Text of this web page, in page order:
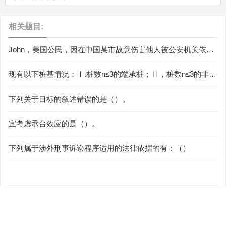
相关题目:
John，美国公民，因在中国某市故意伤害他人被公安机关依法
民法院，问在此过程中，正确的做法有：（）
现有以下桩基情况：Ⅰ.桩数n≤3的端承桩；Ⅱ，桩数n≤3的非端
台底面以下不存在可液化土、湿陷性黄土、高灵敏度软土、久
固结土、新填土。根据《建筑桩基技术规范》（JGJ94-2008）
力。（）
下列关于目标的叙述错误的是（）。
宜考虑承台效应的是（）。
下列属于涉外刑事诉讼程序适用的法律依据的有：（）